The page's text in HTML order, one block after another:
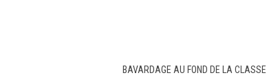
BAVARDAGE AU FOND DE LA CLASSE